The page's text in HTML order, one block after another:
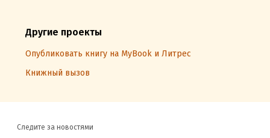
Другие проекты
Опубликовать книгу на MyBook и Литрес
Книжный вызов
Следите за новостями